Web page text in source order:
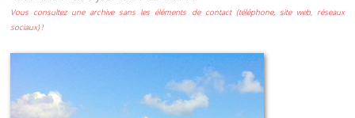
Vous consultez une archive sans les éléments de contact (téléphone, site web, réseaux
sociaux) !